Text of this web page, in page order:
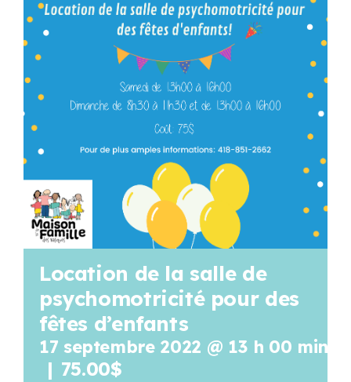
Programmation
Mon Compte
Panier
OFFRES D’EMPLOI
Location de la salle de
psychomotricité pour des
fêtes d’enfants
17 septembre 2022 @ 13 h 00 min
| 75.00$